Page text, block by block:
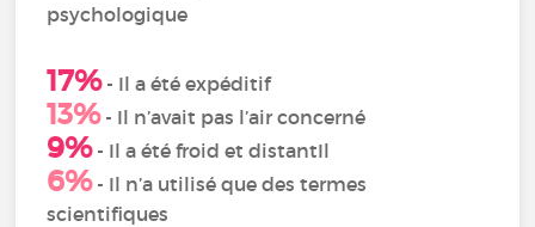
psychologique
17%- Il a été expéditif
13%- Il n’avait pas l’air concerné
9%- Il a été froid et distantIl
6%- Il n’a utilisé que des termes
scientifiques